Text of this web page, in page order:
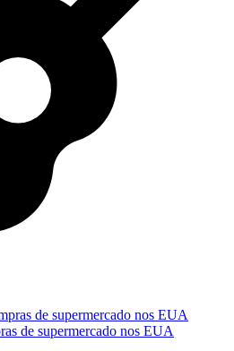
de supermercado nos EUA